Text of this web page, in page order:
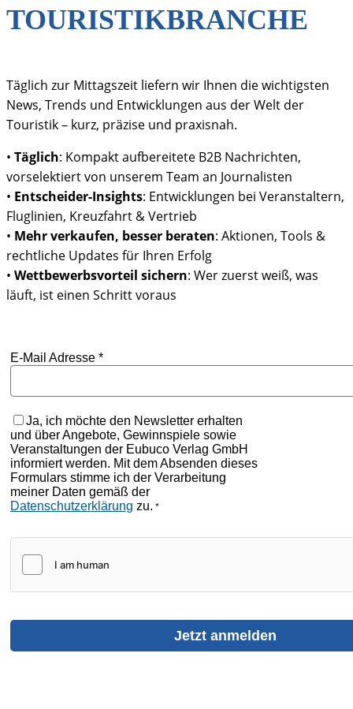
TOURISTIKBRANCHE
Täglich zur Mittagszeit liefern wir Ihnen die wichtigsten
News, Trends und Entwicklungen aus der Welt der
Touristik – kurz, präzise und praxisnah.
• Täglich: Kompakt aufbereitete B2B Nachrichten,
vorselektiert von unserem Team an Journalisten
• Entscheider-Insights: Entwicklungen bei Veranstaltern,
Fluglinien, Kreuzfahrt & Vertrieb
• Mehr verkaufen, besser beraten: Aktionen, Tools &
rechtliche Updates für Ihren Erfolg
• Wettbewerbsvorteil sichern: Wer zuerst weiß, was
läuft, ist einen Schritt voraus